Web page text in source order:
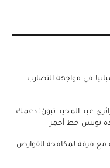
في مواجهة التضارب
عبد المجيد تبون: دعمك
تونس خط أحمر
مع فرقة لمكافحة القوارض